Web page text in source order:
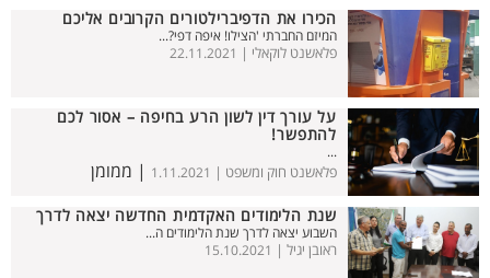
הכירו את הדפיברילטורים הקרובים אליכם
המיזם החברתי 'הצילו! איפה דפי?...
פלאשנט לוקאלי | 22.11.2021
על עורך דין לשון הרע בחיפה – אסור לכם
להתפשר!
...
פלאשנט חוק ומשפט | 1.11.2021 | ממומן
שנת הלימודים האקדמית החדשה יצאה לדרך
השבוע יצאה לדרך שנת הלימודים ה...
ראובן יגיל | 15.10.2021